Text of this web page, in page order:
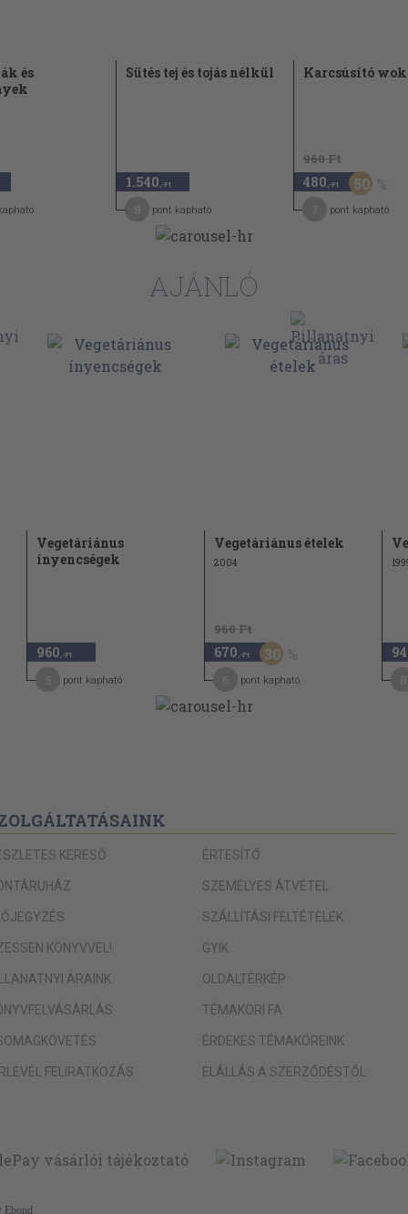
és
Sütés tej és tojás nélkül
1.540 ,-Ft
pont kapható
Karcsúsító wok
960 Ft
480 ,-Ft 50
pont kapható
AJÁNLÓ
Vegetáriánus
ínyencségek
960 ,-Ft
pont kapható
Vegetáriánus ételek
2004
960 Ft
670 ,-Ft 30
pont kapható
KERESŐ
KÖNYVVEL!
ÁRAINK
FELIRATKOZÁS
ÉRTESÍTŐ
SZEMÉLYES ÁTVÉTEL
SZÁLLÍTÁSI FELTÉTELEK
GYIK
OLDALTÉRKÉP
TÉMAKÖRI FA
ÉRDEKES TÉMAKÖREINK
ELÁLLÁS A SZERZŐDÉSTŐL
Ebond